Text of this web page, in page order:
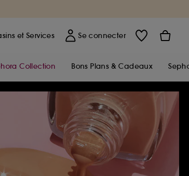
et Services Se connecter
Collection Bons Plans & Cadeaux